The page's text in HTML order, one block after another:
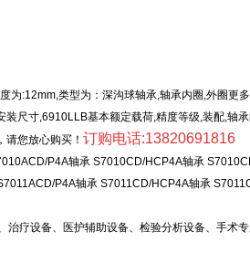
为:12mm,类型为：深沟球轴承,轴承内圈,外圈更
装尺寸,6910LLB基本额定载荷,精度等级,装配,轴
请您放心购买！ 订购电话:13820691816
P4A轴承 S7010CD/HCP4A轴承
P4A轴承 S7011CD/HCP4A轴承
疗设备、医护辅助设备、检验分析设备、手术